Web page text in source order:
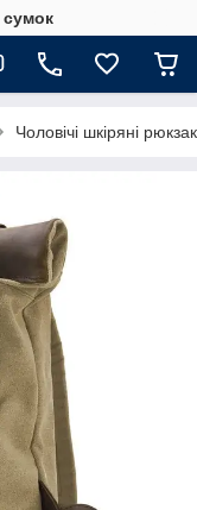
сумок
Чоловічі шкіряні